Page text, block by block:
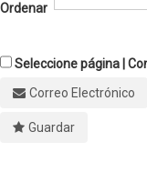
Ordenar
Seleccione página |
Correo Electrónico
Guardar